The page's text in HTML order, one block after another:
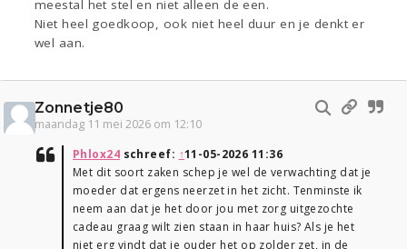
meestal het stel en niet alleen de een.
Niet heel goedkoop, ook niet heel duur en je denkt er
wel aan.
Zonnetje80
maandag 11 mei 2026 om 12:10
Phlox24 schreef: ↑11-05-2026 11:36
Met dit soort zaken schep je wel de verwachting dat je
moeder dat ergens neerzet in het zicht. Tenminste ik
neem aan dat je het door jou met zorg uitgezochte
cadeau graag wilt zien staan in haar huis? Als je het
niet erg vindt dat je ouder het op zolder zet, in de